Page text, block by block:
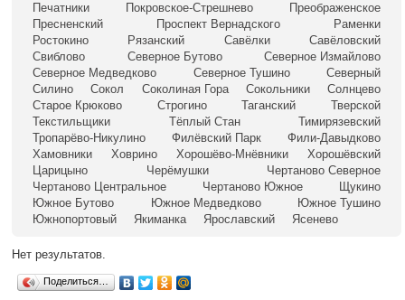
Печатники
Покровское-Стрешнево
Преображенское
Пресненский
Проспект Вернадского
Раменки
Ростокино
Рязанский Савёлки
Савёловский
Свиблово
Северное Бутово
Северное Измайлово
Северное Медведково
Северное Тушино
Северный
Силино
Сокол Соколиная Гора Сокольники
Солнцево
Старое Крюково
Строгино Таганский
Тверской
Текстильщики
Тёплый Стан
Тимирязевский
Тропарёво-Никулино
Филёвский Парк
Фили-Давыдково
Хамовники
Ховрино Хорошёво-Мнёвники
Хорошёвский
Царицыно
Черёмушки
Чертаново Северное
Чертаново Центральное
Чертаново Южное
Щукино
Южное Бутово
Южное Медведково
Южное Тушино
Южнопортовый
Якиманка Ярославский Ясенево
Нет результатов.
Поделиться…